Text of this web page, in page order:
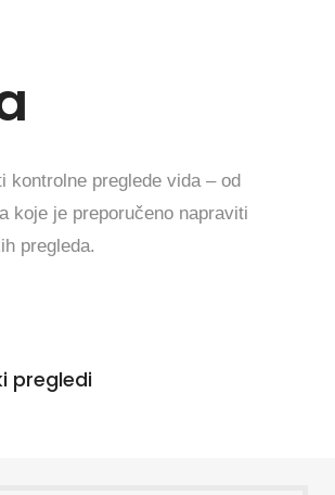
kontrolne preglede vida – od
koje je preporučeno napraviti
pregleda.
pregledi